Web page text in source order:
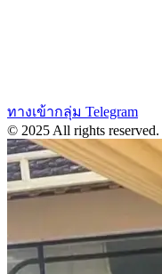
ทางเข้ากลุ่ม Telegram
© 2025 All rights reserved.